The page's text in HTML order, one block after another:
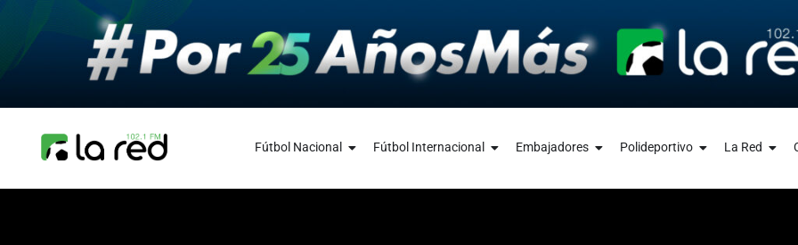
Fútbol Nacional Fútbol Internacional Embajadores Polideportivo La Red